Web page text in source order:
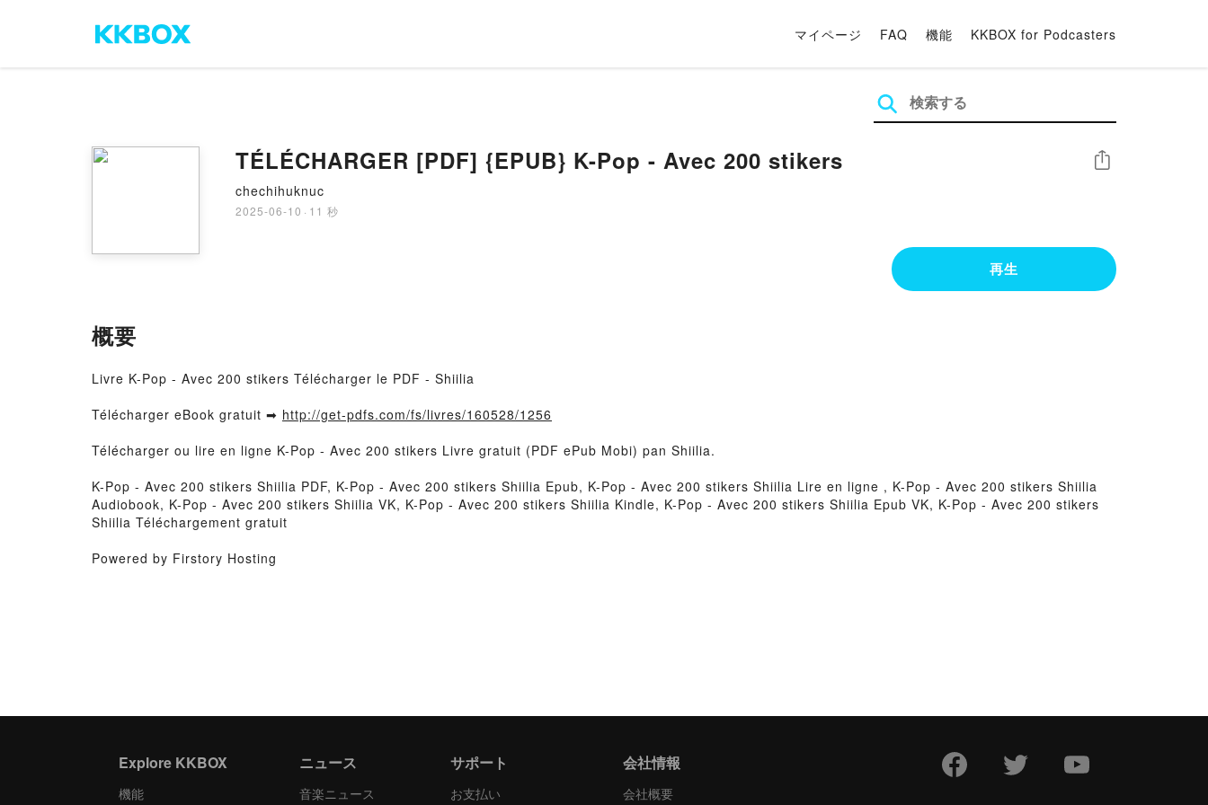
マイページ FAQ 機能 KKBOX for Podcasters
TÉLÉCHARGER [PDF] {EPUB} K-Pop - Avec 200 stikers
chechihuknuc
2025-06-10 · 11 秒
シェア
再生
概要
Livre K-Pop - Avec 200 stikers Télécharger le PDF - Shiilia
Télécharger eBook gratuit ➡ http://get-pdfs.com/fs/livres/160528/1256
Télécharger ou lire en ligne K-Pop - Avec 200 stikers Livre gratuit (PDF ePub Mobi) pan Shiilia.
K-Pop - Avec 200 stikers Shiilia PDF, K-Pop - Avec 200 stikers Shiilia Epub, K-Pop - Avec 200 stikers Shiilia Lire en ligne , K-Pop - Avec 200 stikers Shiilia
Audiobook, K-Pop - Avec 200 stikers Shiilia VK, K-Pop - Avec 200 stikers Shiilia Kindle, K-Pop - Avec 200 stikers Shiilia Epub VK, K-Pop - Avec 200 stikers
Shiilia Téléchargement gratuit
Powered by Firstory Hosting
Explore KKBOX
機能
ニュース
音楽ニュース
サポート
お支払い
会社情報
会社概要